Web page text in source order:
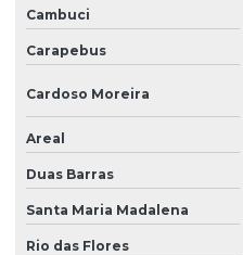
Cambuci
Carapebus
Cardoso Moreira
Areal
Duas Barras
Santa Maria Madalena
Rio das Flores